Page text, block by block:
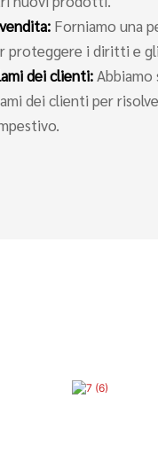
Forniamo una
proteggere i diritti e
dei clienti:
dei clienti per